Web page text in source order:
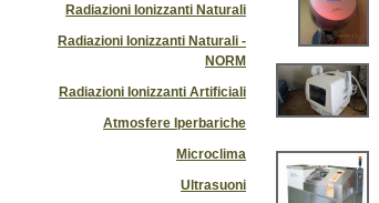
Radiazioni Ionizzanti Naturali
Radiazioni Ionizzanti Naturali -
NORM
Radiazioni Ionizzanti Artificiali
Atmosfere Iperbariche
Microclima
Ultrasuoni